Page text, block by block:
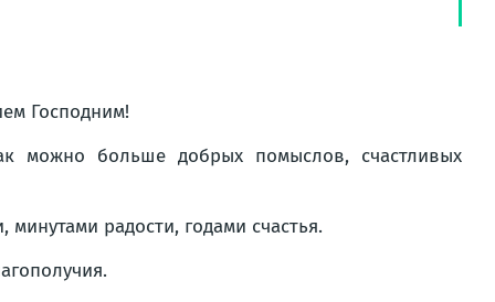
Господним!
можно больше добрых помыслов, счастливых
радости, годами счастья.